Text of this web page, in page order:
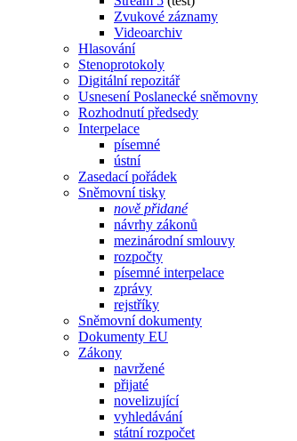
Zvukové záznamy
Videoarchiv
Hlasování
Stenoprotokoly
Digitální repozitář
Usnesení Poslanecké sněmovny
Rozhodnutí předsedy
Interpelace
písemné
ústní
Zasedací pořádek
Sněmovní tisky
nově přidané
návrhy zákonů
mezinárodní smlouvy
rozpočty
písemné interpelace
zprávy
rejstříky
Sněmovní dokumenty
Dokumenty EU
Zákony
navržené
přijaté
novelizující
vyhledávání
státní rozpočet